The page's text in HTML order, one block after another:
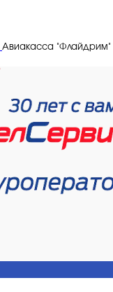
Авиакасса "Флайдрим"